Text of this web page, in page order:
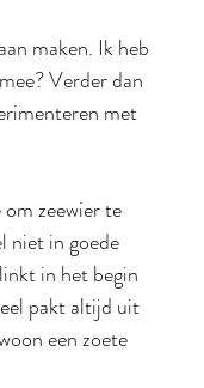
maken. Ik heb
Verder dan
met
zeewier te
niet in goede
in het begin
pakt altijd uit
een zoete